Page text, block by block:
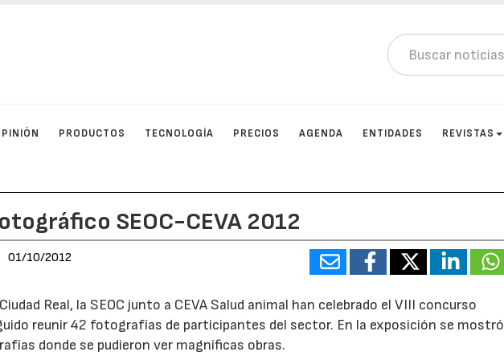
PRODUCTOS TECNOLOGÍA PRECIOS AGENDA ENTIDADES REVISTAS
SEOC-CEVA 2012
01/10/2012
Real, la SEOC junto a CEVA Salud animal han celebrado el VIII concurso
reunir 42 fotografías de participantes del sector. En la exposición se mostró
donde se pudieron ver magníficas obras.